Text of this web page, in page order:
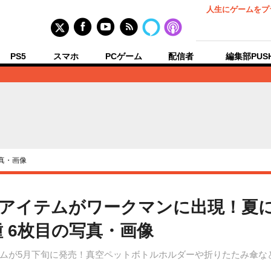
人生にゲームを
PS5 スマホ PCゲーム 配信者 編集部
・画像
イテムがワークマンに出現！夏
枚目の写真・画像
が5月下旬に発売！真空ペットボトルホルダーや折りたたみ傘